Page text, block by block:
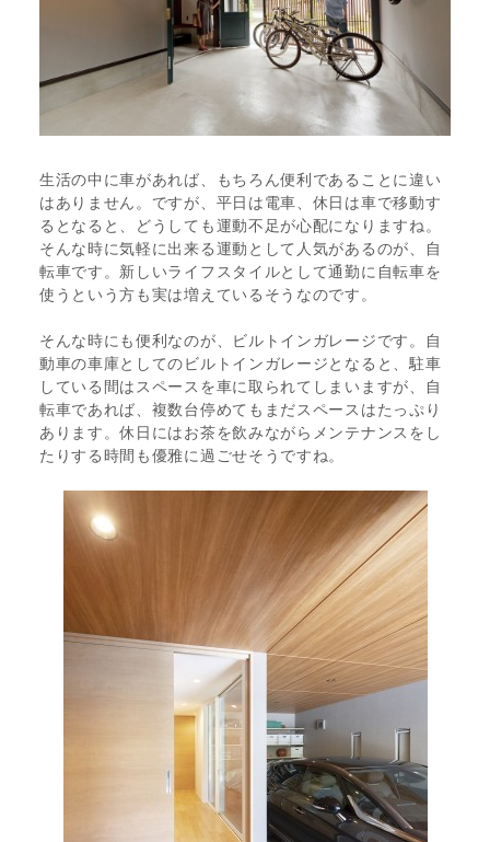
生活の中に車があれば、もちろん便利であることに違い
はありません。ですが、平日は電車、休日は車で移動す
るとなると、どうしても運動不足が心配になりますね。
そんな時に気軽に出来る運動として人気があるのが、自
転車です。新しいライフスタイルとして通勤に自転車を
使うという方も実は増えているそうなのです。
そんな時にも便利なのが、ビルトインガレージです。自
動車の車庫としてのビルトインガレージとなると、駐車
している間はスペースを車に取られてしまいますが、自
転車であれば、複数台停めてもまだスペースはたっぷり
あります。休日にはお茶を飲みながらメンテナンスをし
たりする時間も優雅に過ごせそうですね。